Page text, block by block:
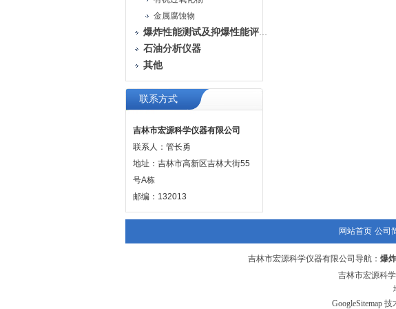
金属腐蚀物
爆炸性能测试及抑爆性能评定装置
石油分析仪器
其他
联系方式
吉林市宏源科学仪器有限公司
联系人：管长勇
地址：吉林市高新区吉林大街55
号A栋
邮编：132013
网站首页 公司
吉林市宏源科学仪器有限公司导航： 爆
吉林市宏源科
GoogleSitemap 技